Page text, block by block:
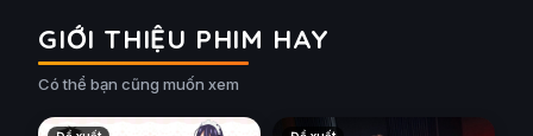
GIỚI THIỆU PHIM HAY
Có thể bạn cũng muốn xem